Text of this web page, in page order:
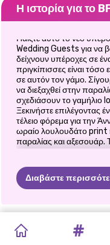
Η ιστορία για το
Παίξτε αυτό το νέο
Wedding Guests για να
δείχνουν υπέροχες σε
πριγκίπισσες είναι
σε αυτόν τον γάμο.
να διεξαχθεί στην
σχεδιάσουν το γαμήλιο
Ξεκινήστε επιλέγοντας
τέλειο φόρεμα για την
ωραίο λουλουδάτο print
παραλίας και αξεσουάρ.
Διαβάστε
WEDDING
MY
PERFECT
BRIDEZILLA
ELLIE
ELLIE
ELIZA